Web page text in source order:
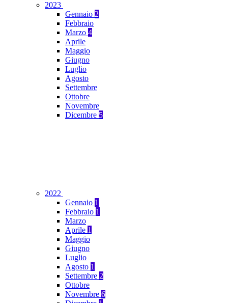
2023
Gennaio 2
Febbraio
Marzo 4
Aprile
Maggio
Giugno
Luglio
Agosto
Settembre
Ottobre
Novembre
Dicembre 5
2022
Gennaio 1
Febbraio 1
Marzo
Aprile 1
Maggio
Giugno
Luglio
Agosto 1
Settembre 2
Ottobre
Novembre 6